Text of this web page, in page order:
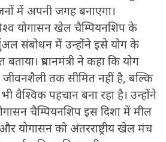
में अपनी जगह बनाएगा।
योगासन खेल चैम्पियनशिप के
संबोधन में उन्होंने इसे योग के
प्रधानमंत्री ने कहा कि योग
तक सीमित नहीं है, बल्कि
वैश्विक पहचान बना रहा है। उन्होंने
चैम्पियनशिप इस दिशा में मील
योगासन को अंतरराष्ट्रीय खेल मंच